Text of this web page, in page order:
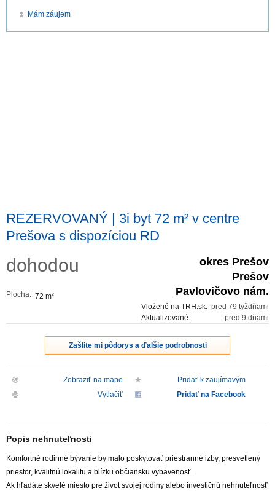
Mám záujem
REZERVOVANÝ | 3i byt 72 m² v centre
Prešova s dispozíciou RD
dohodou
Plocha: 72 m2
okres Prešov
Prešov
Pavlovičovo nám.
pred 79 tyždňami
Vložené na TRH.sk:
pred 9 dňami
Aktualizované:
Zašlite mi pôdorys a ďalšie podrobnosti
Zobraziť na mape
Pridať k zaujímavým
Vytlačiť
Pridať na Facebook
Popis nehnuteľnosti
Komfortné rodinné bývanie by malo poskytovať priestranné izby, presvetlený
priestor, kvalitnú lokalitu a blízku občiansku vybavenosť.
Ak hľadáte skvelé miesto pre život svojej rodiny alebo investičnú nehnuteľnosť